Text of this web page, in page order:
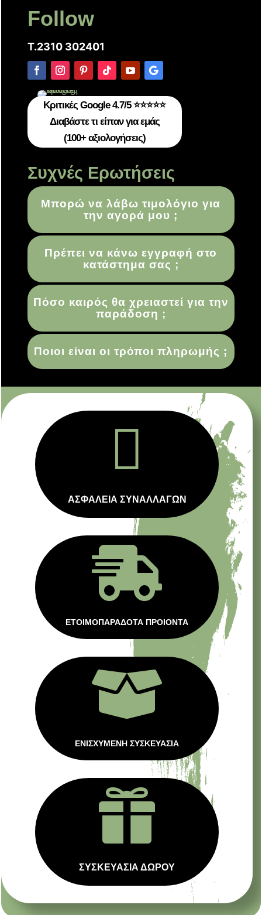
Follow
T.2310 302401
Κριτικές Google 4.7/5 ⭐⭐⭐⭐⭐
Διαβάστε τι είπαν για εμάς
(100+ αξιολογήσεις)
Συχνές Ερωτήσεις
Μπορώ να λάβω τιμολόγιο για
την αγορά μου ;
Πρέπει να κάνω εγγραφή στο
κατάστημα σας ;
Πόσο καιρός θα χρειαστεί για την
παράδοση ;
Ποιοι είναι οι τρόποι πληρωμής ;

ΑΣΦΑΛΕΙΑ ΣΥΝΑΛΛΑΓΩΝ

ΕΤΟΙΜΟΠΑΡΑΔΟΤΑ ΠΡΟΙΟΝΤΑ

ΕΝΙΣΧΥΜΕΝΗ ΣΥΣΚΕΥΑΣΙΑ

ΣΥΣΚΕΥΑΣΙΑ ΔΩΡΟΥ